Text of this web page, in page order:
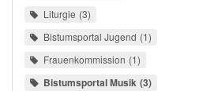
Liturgie 3
Bistumsportal Jugend 1
Frauenkommission 1
Bistumsportal Musik 3